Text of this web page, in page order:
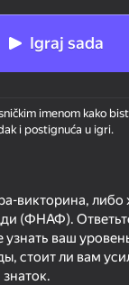
podržava samo
orijentaciju
Igraj sada
imenom kako
i postignuća u igri.
викторина, либо
(ФНАФ).
ваш
стоит ли вам